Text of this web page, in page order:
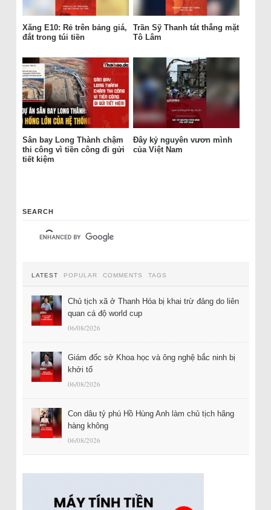
Xăng E10: Rẻ trên bảng giá,
đắt trong túi tiền
Trần Sỹ Thanh tát thẳng mặt
Tô Lâm
Sân bay Long Thành chậm
thi công vì tiền công đi gửi
tiết kiệm
Đây kỷ nguyên vươn mình
của Việt Nam
SEARCH
LATEST POPULAR COMMENTS TAGS
Chủ tịch xã ở Thanh Hóa bị khai trừ đảng do liên
quan cá độ world cup
06/08/2026
Giám đốc sở Khoa học và ông nghệ bắc ninh bị
khởi tố
06/08/2026
Con dâu tỷ phú Hồ Hùng Anh làm chủ tịch hãng
hàng không
06/08/2026